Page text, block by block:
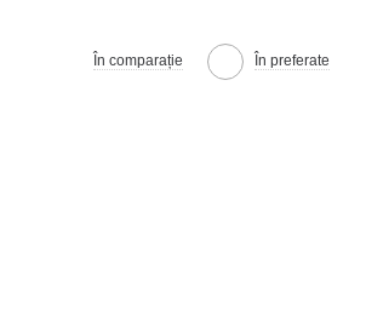
În comparație În preferate